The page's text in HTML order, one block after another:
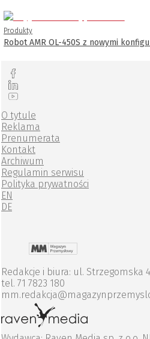
Produkty
Robot AMR OL-450S z nowymi
O tytule
Reklama
Prenumerata
Kontakt
Archiwum
Regulamin serwisu
Polityka prywatności
EN
DE
Redakcje i biura: ul. Strzegomska
tel. 71 7823 180